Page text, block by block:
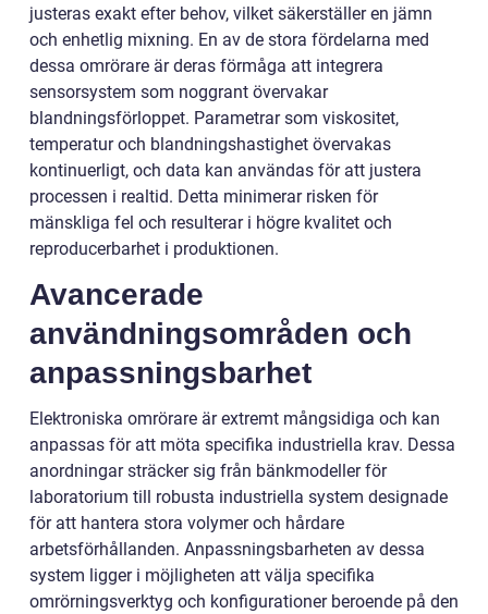
justeras exakt efter behov, vilket säkerställer en jämn
och enhetlig mixning. En av de stora fördelarna med
dessa omrörare är deras förmåga att integrera
sensorsystem som noggrant övervakar
blandningsförloppet. Parametrar som viskositet,
temperatur och blandningshastighet övervakas
kontinuerligt, och data kan användas för att justera
processen i realtid. Detta minimerar risken för
mänskliga fel och resulterar i högre kvalitet och
reproducerbarhet i produktionen.
Avancerade
användningsområden och
anpassningsbarhet
Elektroniska omrörare är extremt mångsidiga och kan
anpassas för att möta specifika industriella krav. Dessa
anordningar sträcker sig från bänkmodeller för
laboratorium till robusta industriella system designade
för att hantera stora volymer och hårdare
arbetsförhållanden. Anpassningsbarheten av dessa
system ligger i möjligheten att välja specifika
omrörningsverktyg och konfigurationer beroende på den